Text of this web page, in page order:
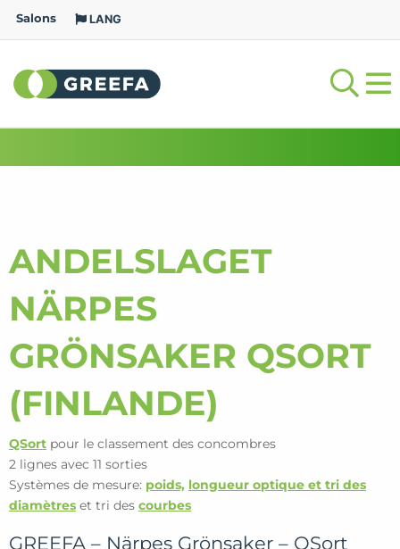
Salons LANG
ANDELSLAGET
NÄRPES
GRÖNSAKER QSORT
(FINLANDE)
QSort pour le classement des concombres
2 lignes avec 11 sorties
Systèmes de mesure: poids, longueur optique et tri des
diamètres et tri des courbes
GREEFA – Närpes Grönsaker – QSort